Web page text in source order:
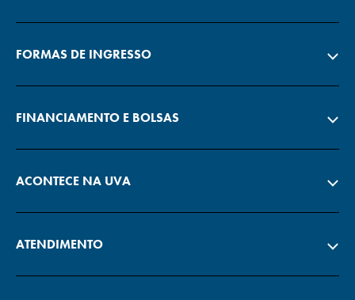
FORMAS DE INGRESSO
FINANCIAMENTO E BOLSAS
ACONTECE NA UVA
ATENDIMENTO